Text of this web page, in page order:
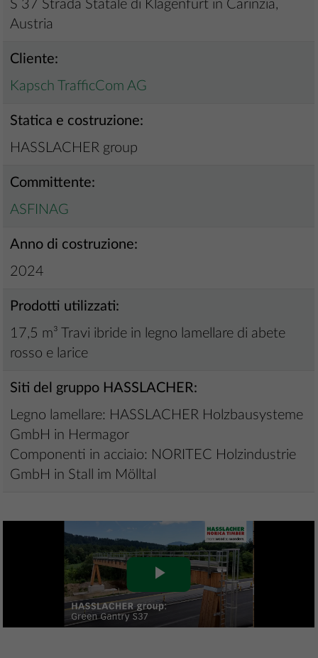
S 37 Strada Statale di Klagenfurt in Carinzia,
Austria
Cliente:
Kapsch TrafficCom AG
Statica e costruzione:
HASSLACHER group
Committente:
ASFINAG
Anno di costruzione:
2024
Prodotti utilizzati:
17,5 m³ Travi ibride in legno lamellare di abete
rosso e larice
Siti del gruppo HASSLACHER:
Legno lamellare: HASSLACHER Holzbausysteme
GmbH in Hermagor
Componenti in acciaio: NORITEC Holzindustrie
GmbH in Stall im Mölltal